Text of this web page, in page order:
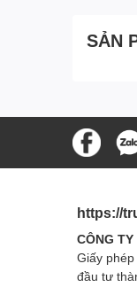
SẢN
https://
CÔNG
Giấy
đầu tư